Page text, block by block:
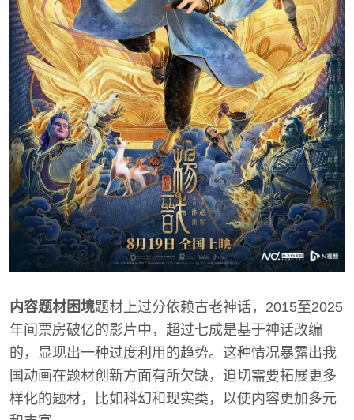
内容题材困境题材上过分依赖古老神话，2015至2025
年间票房破亿的影片中，超过七成是基于神话改编
的，显现出一种过度利用的趋势。这种情况暴露出我
国动画在题材创新方面有所欠缺，迫切需要拓展更多
样化的题材，比如科幻和现实类，以使内容更加多元